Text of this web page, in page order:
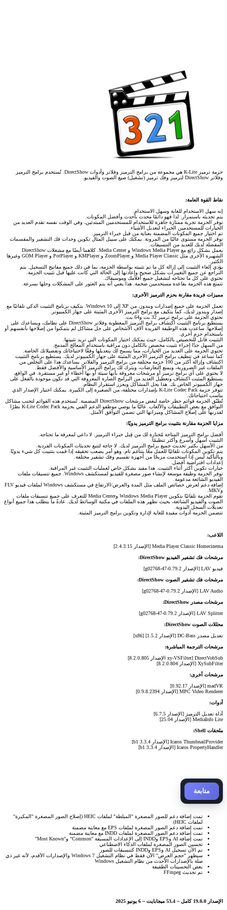
حزمة ترميز K-Lite هي مجموعة من برامج الترميز وفلاتر وأدوات DirectShow. تُستخدم برامج الترميز
وفلاتر DirectShow لترميز وفك ترميز (تشغيل) صيغ الصوت والفيديو.
نقاط القوة العامة:
إنه سهل الاستخدام للغاية وسهل الاستخدام.
يتم تحديثه باستمرار. لذا فهو دائمًا محدث بأحدث وأفضل المكونات.
توفر الحزمة تجربة ممتازة جاهزة للاستخدام للمستخدمين المبتدئين، وفي الوقت نفسه تقدم العديد من
الخيارات للمستخدمين الخبراء لتعديل الأشياء.
تم اختيار جميع المكونات المضمنة بعناية من قبل خبراء الترميز.
توفر الحزمة مستوى عاليًا من المرونة. يمكنك على سبيل المثال تكوين وحدات فك التشفير والمقسمات
المفضلة لديك للعديد من التنسيقات.
يعمل بشكل رائع مع Windows Media Player و Media Center. كلاهما أيضًا مع مشغلات DirectShow
الشهيرة الأخرى مثل Media Player Classic و ZoomPlayer و KMPlayer و PotPlayer و GOM Player وغيرها
الكثير.
يؤدي إلغاء التثبيت إلى إزالة كل ما تم تثبيته بواسطة الحزمة، بما في ذلك جميع مفاتيح التسجيل. يتم
التراجع عن جميع التغييرات بشكل صحيح وإعادتها إلى الحالة التي كانت عليها قبل تثبيت الحزمة.
تحتوي على كل ما تحتاجه لتشغيل جميع أفلامك وموسيقاك.
تتمتع هذه الحزمة بقاعدة مستخدمين ضخمة. هذا يعني أنه يتم العثور على المشكلات وحلها بسرعة.
مميزات فريدة مقارنة بحزم الترميز الأخرى:
تعمل الحزمة على جميع إصدارات ويندوز، من XP إلى Windows 10. يتكيف برنامج التثبيت الذكي تلقائيًا مع
إصدار ويندوز لديك، كما يتكيف مع برامج الترميز الأخرى المثبتة على جهاز الكمبيوتر.
تحتوي الحزمة على برامج ترميز 32 بت و64 بت.
يستطيع برنامج التثبيت اكتشاف برامج الترميز المعطوبة وفلاتر DirectShow على نظامك، ويساعدك على
إصلاحها. ساعدت هذه الوظيفة الفريدة آلاف الأشخاص على حل مشاكل لم يتمكنوا من إصلاحها بأنفسهم أو
باستخدام حزم أخرى.
التثبيت قابل للتخصيص بالكامل، حيث يمكنك اختيار المكونات التي تريد تثبيتها.
من السهل جدًا إجراء تثبيت مخصص بالكامل دون مراقبة باستخدام المعالج المدمج.
تحتوي الحزمة على العديد من الخيارات، مما يسمح لك بتعديلها وفقًا لاحتياجاتك وتفضيلاتك الخاصة.
كما تساعد في تنظيف برامج الترميز الأخرى المثبتة على جهاز الكمبيوتر لديك. يستطيع برنامج التثبيت
اكتشاف وإزالة أكثر من 100 حزمة مختلفة من برامج الترميز والفلاتر. يساعدك هذا على التخلص من
الملفات غير الضرورية، ويمنع التعارضات، ويترك لك برامج الترميز الأساسية والأفضل فقط.
لا يحتوي على أي برامج ترميز أو مرشحات معروفة بأنها سيئة أو بها أخطاء أو غير مستقرة. في الواقع،
يستطيع المثبت اكتشاف وتعطيل العديد من البرامج الضارة المعروفة التي قد تكون موجودة بالفعل على
جهاز الكمبيوتر الخاص بك. هذا يحل المشاكل ويعزز استقرار النظام.
تتوفر حزمة K-Lite Codec Pack بإصدارات مختلفة، من الصغيرة إلى الكبيرة. يمكنك اختيار الإصدار الذي
يناسب احتياجاتك.
تُطبّق الحزمة قوائم حظر خاصة لبعض مرشحات DirectShow المضمنة. تُستخدم هذه القوائم لتجنب مشاكل
التوافق مع بعض التطبيقات والألعاب. غالبًا ما يوصي موظفو الدعم الفني بحزمة K-Lite Codec Pack نظرًا
لقدرتها على إصلاح المشاكل وميزاتها التي تضمن التوافق الأمثل.
مزايا الحزمة مقارنة بتثبيت برامج الترميز يدويًا:
أفضل برامج الترميز المتاحة مُختارة لك من قِبل خبراء الترميز. لا داعي لمعرفة ما تحتاجه.
التثبيت أسهل وأسرع وأكثر تنظيمًا.
من الأسهل بكثير تحديث جميع برامج الترميز لديك. لا حاجة لتتبع تحديثات المكونات الفردية.
يتم تكوين المكونات تلقائيًا للعمل معًا بتناغم تام. وهو أمر يصعب تحقيقه إذا قمت بتثبيت كل شيء يدويًا.
وبالتأكيد ليس إذا استخدمت مزيجًا من أجهزة تقسيم وفك تشفير مختلفة.
إعدادات افتراضية أفضل.
خيارات تكوين أكثر أثناء التثبيت. هذا مفيد بشكل خاص لعمليات التثبيت غير المراقبة.
توفر الحزمة وظيفة موسعة لإنشاء صور مصغرة للفيديو لمستكشف Windows. جميع تنسيقات ملفات
الفيديو الشائعة مدعومة.
إضافة دعم لعرض خصائص الملف مثل المدة والعرض/الارتفاع في مستكشف Windows لملفات فيديو FLV
وMKV.
تقوم الحزمة تلقائيًا بتكوين Windows Media Player وMedia Center للتعرف على جميع تنسيقات ملفات
الصوت والفيديو الشائعة، بحيث تظهر هذه الملفات في مكتبة الوسائط لديك. عادةً ما يتطلب هذا جميع أنواع
تعديلات السجل اليدوية.
تتضمن الحزمة أدوات مفيدة للغاية لإدارة وتكوين برامج الترميز المثبتة.
اللاعب:
Media Player Classic Homecinema [الإصدار 2.4.3.15]
مرشحات فك تشفير الفيديو DirectShow:
فيديو LAV [الإصدار 0.79.2-47-g02768]
مرشحات فك تشفير الصوت DirectShow:
LAV Audio [الإصدار 0.79.2-47-g02768]
مرشحات مصدر DirectShow:
LAV Splitter [الإصدار 0.79.2-47-g02768]
محللات الصوت DirectShow:
تعديل مصدر DC-Bass [الإصدار 1.5.2] [x86]
مرشحات الترجمة المباشرة:
DirectVobSub [xy-VSFilter الإصدار 8.2.0.805]
XySubFilter [الإصدار 8.2.0.804]
مرشحات أخرى:
madVR [الإصدار 0.92.17]
MPC Video Renderer [الإصدار 0.9.8.2394]
أدوات:
أداة تعديل الترميز [الإصدار 6.7.5]
MediaInfo Lite [الإصدار 25.04]
ملحقات Shell:
Icaros ThumbnailProvider [الإصدار 3.3.4 b1]
Icaros PropertyHandler [الإصدار 3.3.4 b1]
متابعة
تمت إضافة دعم للصور المصغرة "المبلطة" لملفات HEIC (إصلاح الصور المصغرة "المكبرة"
لملفات HEIC)
تمت إضافة دعم الصور المصغرة لملفات EPS مع معاينة مضمنة
تمت إضافة دعم الصور المصغرة لملفات INDD مع معاينة مضمنة
تمت إضافة AI وEPS وINDD إلى الإعدادات المسبقة "Common" و"Most Known"
تحسين الصور المصغرة لملفات الذكاء الاصطناعي
تم الآن تسجيل AI وEPS وINDD كتنسيقات للصور
سيظهر "حجم العرض" الآن فقط في نظام التشغيل Windows 7 والإصدارات الأقدم، لأنه غير ذي
صلة بالإصدارات الأحدث من نظام التشغيل Windows
بعض التحسينات الطفيفة
تم تحديث FFmpeg
الإصدار 19.0.0 كامل ~ 53.4 ميجابايت ~ 6 يونيو 2025​